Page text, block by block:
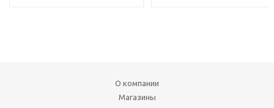
О компании
Магазины